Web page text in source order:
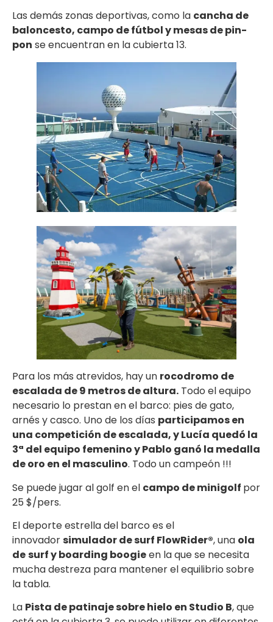
Las demás zonas deportivas, como la cancha de
baloncesto, campo de fútbol y mesas de pin-
pon se encuentran en la cubierta 13.
Para los más atrevidos, hay un rocodromo de
escalada de 9 metros de altura. Todo el equipo
necesario lo prestan en el barco: pies de gato,
arnés y casco. Uno de los días participamos en
una competición de escalada, y Lucía quedó la
3ª del equipo femenino y Pablo ganó la medalla
de oro en el masculino. Todo un campeón !!!
Se puede jugar al golf en el campo de minigolf por
25 $/pers.
El deporte estrella del barco es el
innovadorsimulador de surf FlowRider®, una ola
desurf y boarding boogieen la que se necesita
mucha destreza para mantener el equilibrio sobre
la tabla.
La Pista de patinaje sobre hielo en Studio B, que